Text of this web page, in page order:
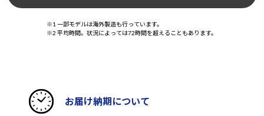
※1 一部モデルは海外製造も行っています。
※2 平均時間。状況によっては72時間を超えることもあります。
お届け納期について